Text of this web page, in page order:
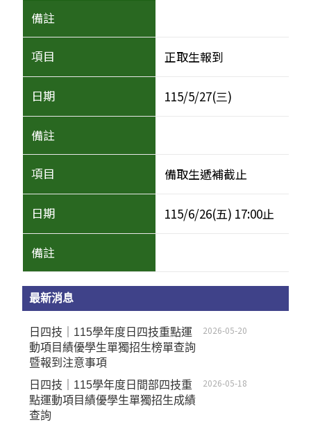
正取生報到
115/5/27(三)
備取生遞補截止
115/6/26(五) 17:00止
最新消息
日四技｜115學年度日四技重點運
動項目績優學生單獨招生榜單查詢
暨報到注意事項
2026-05-20
日四技｜115學年度日間部四技重
點運動項目績優學生單獨招生成績
查詢
2026-05-18